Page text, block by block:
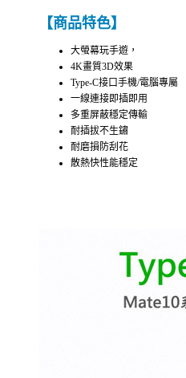
【商品特色】
大螢幕玩手遊，
4K畫質3D效果
Type-C接口手機/電腦專屬
一線連接即插即用
多重屏蔽穩定傳輸
耐插拔不生鏽
耐磨損防刮花
散熱快性能穩定